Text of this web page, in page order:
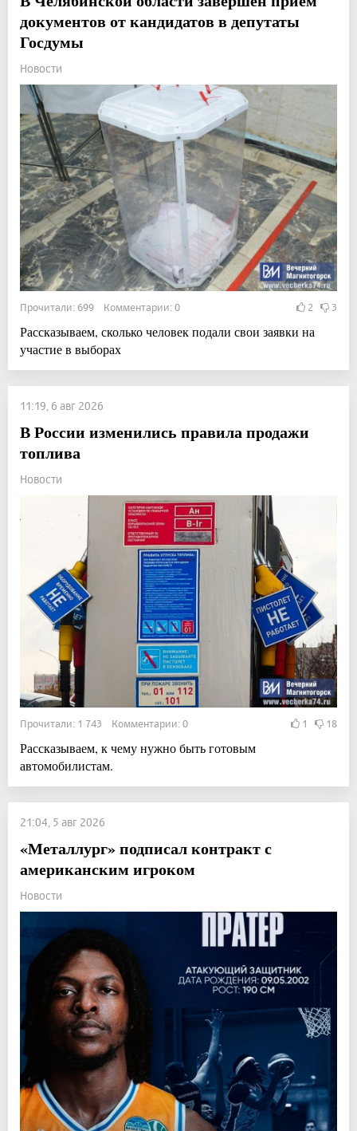
документов от кандидатов в депутаты
Госдумы
Новости
Прочитали: 699 Комментарии: 0 2 3
Рассказываем, сколько человек подали свои заявки на
участие в выборах
11:19, 6 авг 2026
В России изменились правила продажи
топлива
Новости
Прочитали: 1 743 Комментарии: 0 1 18
Рассказываем, к чему нужно быть готовым
автомобилистам.
21:04, 5 авг 2026
«Металлург» подписал контракт с
американским игроком
Новости